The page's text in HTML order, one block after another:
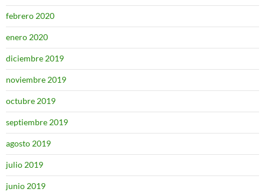
febrero 2020
enero 2020
diciembre 2019
noviembre 2019
octubre 2019
septiembre 2019
agosto 2019
julio 2019
junio 2019